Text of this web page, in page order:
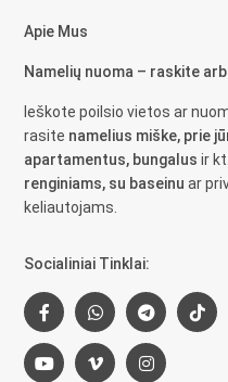
Apie Mus
Namelių nuoma – raskite
Ieškote poilsio vietos ar
rasite namelius miške, prie
apartamentus, bungalus ir
renginiams, su baseinu ar
keliautojams.
Socialiniai Tinklai: